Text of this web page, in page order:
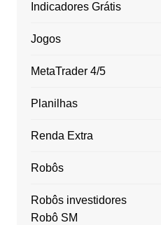
Indicadores Grátis
Jogos
MetaTrader 4/5
Planilhas
Renda Extra
Robôs
Robôs investidores
Robô SM